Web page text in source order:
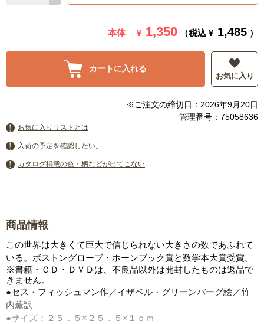
本体 ￥ 1,350 （税込￥ 1,485 ）
カートに入れる
お気に入り
※ご注文の締切日：2026年9月20日
管理番号：75058636
お気に入りリストとは
入荷の予定を確認したい。
カタログ掲載の色・柄などが出てこない
商品情報
この世界は大きくて巨大で信じられない大きさの数であふれて
いる。ボストングローブ・ホーンブック賞と数学本大賞受賞。
※書籍・ＣＤ・ＤＶＤは、不良品以外は開封したものは返品で
きません。
●セス・フィッシュマン作／イザベル・グリーンバーグ絵／竹
内薫訳
●サイズ：２５．５×２５．５×１ｃｍ